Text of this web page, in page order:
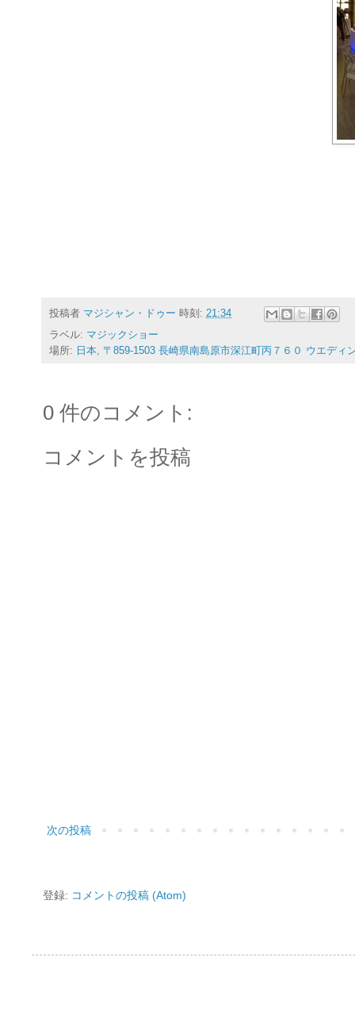
投稿者 マジシャン・ドゥー 時刻: 21:34
ラベル: マジックショー
場所: 日本, 〒859-1503 長崎県南島原市深江町丙７６０ ウエディ
0 件のコメント:
コメントを投稿
次の投稿
登録: コメントの投稿 (Atom)